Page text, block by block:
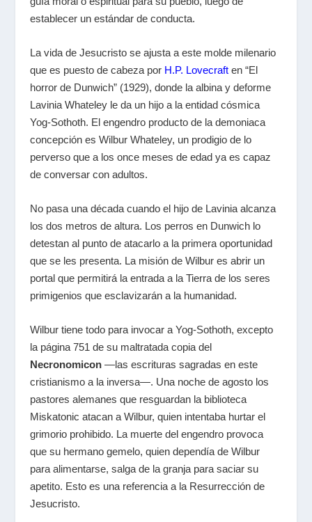
establecer un estándar de conducta.
La vida de Jesucristo se ajusta a este molde milenario
que es puesto de cabeza por H.P. Lovecraften “El
horror de Dunwich” (1929), donde la albina y deforme
Lavinia Whateley le da un hijo a la entidad cósmica
Yog-Sothoth. El engendro producto de la demoniaca
concepción es Wilbur Whateley, un prodigio de lo
perverso que a los once meses de edad ya es capaz
de conversar con adultos.
No pasa una década cuando el hijo de Lavinia alcanza
los dos metros de altura. Los perros en Dunwich lo
detestan al punto de atacarlo a la primera oportunidad
que se les presenta. La misión de Wilbur es abrir un
portal que permitirá la entrada a la Tierra de los seres
primigenios que esclavizarán a la humanidad.
Wilbur tiene todo para invocar a Yog-Sothoth, excepto
la página 751 de su maltratada copia del
Necronomicon—las escrituras sagradas en este
cristianismo a la inversa—. Una noche de agosto los
pastores alemanes que resguardan la biblioteca
Miskatonic atacan a Wilbur, quien intentaba hurtar el
grimorio prohibido. La muerte del engendro provoca
que su hermano gemelo, quien dependía de Wilbur
para alimentarse, salga de la granja para saciar su
apetito. Esto es una referencia a la Resurrección de
Jesucristo.